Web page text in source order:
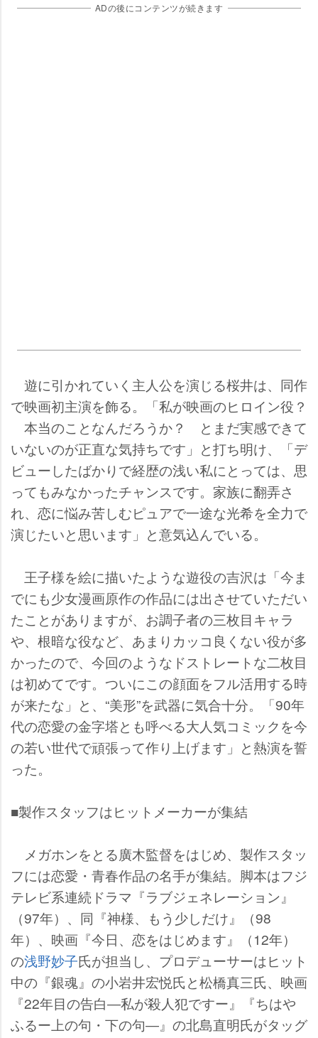
ADの後にコンテンツが続きます
遊に引かれていく主人公を演じる桜井は、同作
で映画初主演を飾る。「私が映画のヒロイン役？
本当のことなんだろうか？ とまだ実感できて
いないのが正直な気持ちです」と打ち明け、「デ
ビューしたばかりで経歴の浅い私にとっては、思
ってもみなかったチャンスです。家族に翻弄さ
れ、恋に悩み苦しむピュアで一途な光希を全力で
演じたいと思います」と意気込んでいる。
王子様を絵に描いたような遊役の吉沢は「今ま
でにも少女漫画原作の作品には出させていただい
たことがありますが、お調子者の三枚目キャラ
、根暗な役など、あまりカッコ良くない役が多
かったので、今回のようなドストレートな二枚目
は初めてです。ついにこの顔面をフル活用する時
が来たな」と、“美形”を武器に気合十分。「90年
代の恋愛の金字塔とも呼べる大人気コミックを今
の若い世代で頑張って作り上げます」と熱演を誓
った。
■製作スタッフはヒットメーカーが集結
メガホンをとる廣木監督をはじめ、製作スタッ
フには恋愛・青春作品の名手が集結。脚本はフジ
テレビ系連続ドラマ『ラブジェネレーション』
（97年）、同『神様、もう少しだけ』（98
年）、映画『今日、恋をはじめます』（12年）
の浅野妙子氏が担当し、プロデューサーはヒット
中の『銀魂』の小岩井宏悦氏と松橋真三氏、映画
『22年目の告白―私が殺人犯ですー』『ちは
ふるー上の句・下の句―』の北島直明氏がタッグ